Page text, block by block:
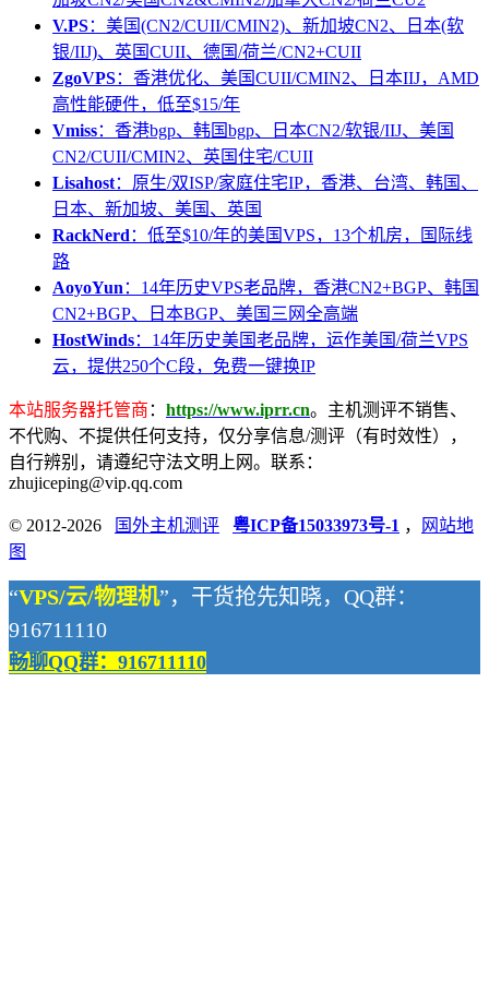
V.PS：美国(CN2/CUII/CMIN2)、新加坡CN2、日本(软
银/IIJ)、英国CUII、德国/荷兰/CN2+CUII
ZgoVPS：香港优化、美国CUII/CMIN2、日本IIJ，AMD
高性能硬件，低至$15/年
Vmiss：香港bgp、韩国bgp、日本CN2/软银/IIJ、美国
CN2/CUII/CMIN2、英国住宅/CUII
Lisahost：原生/双ISP/家庭住宅IP，香港、台湾、韩国、
日本、新加坡、美国、英国
RackNerd ：低至$10/年的美国VPS，13个机房，国际线
路
AoyoYun ：14年历史VPS老品牌，香港CN2+BGP、韩国
CN2+BGP、日本BGP、美国三网全高端
HostWinds：14年历史美国老品牌，运作美国/荷兰VPS
云，提供250个C段，免费一键换IP
本站服务器托管商 ： https://www.iprr.cn。主机测评不销售、
不代购、不提供任何支持，仅分享信息/测评（有时效性），
自行辨别，请遵纪守法文明上网。联系：
zhujiceping@vip.qq.com
© 2012-2026 国外主机测评 粤ICP备15033973号-1 ，
网站地
图
“VPS/云/物理机”，干货抢先知晓，QQ群：
916711110
畅聊QQ群：916711110